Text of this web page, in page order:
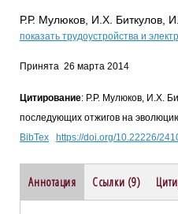
Р.Р. Мулюков, И.Х. Биткулов,
показать трудоустройства и
Принята 26 марта 2014
Цитирование: Р.Р. Мулюков, И.Х.
последующих отжигов на
BibTex
https://doi.org/10.22226/
Аннотация Ссылки (9)